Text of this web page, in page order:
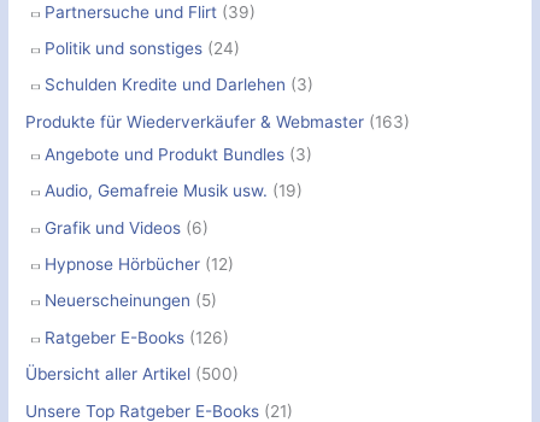
Partnersuche und Flirt (39)
Politik und sonstiges (24)
Schulden Kredite und Darlehen (3)
Produkte für Wiederverkäufer & Webmaster (163)
Angebote und Produkt Bundles (3)
Audio, Gemafreie Musik usw. (19)
Grafik und Videos (6)
Hypnose Hörbücher (12)
Neuerscheinungen (5)
Ratgeber E-Books (126)
Übersicht aller Artikel (500)
Unsere Top Ratgeber E-Books (21)